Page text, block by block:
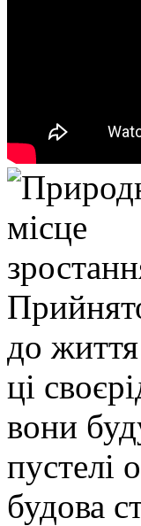
до
ці
вони
пустелі
будова